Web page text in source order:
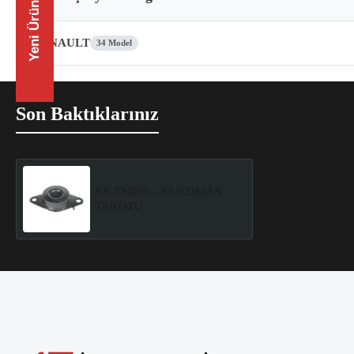
RENAULT 34 Model
Son Baktıklarınız
Yeni Ürünler